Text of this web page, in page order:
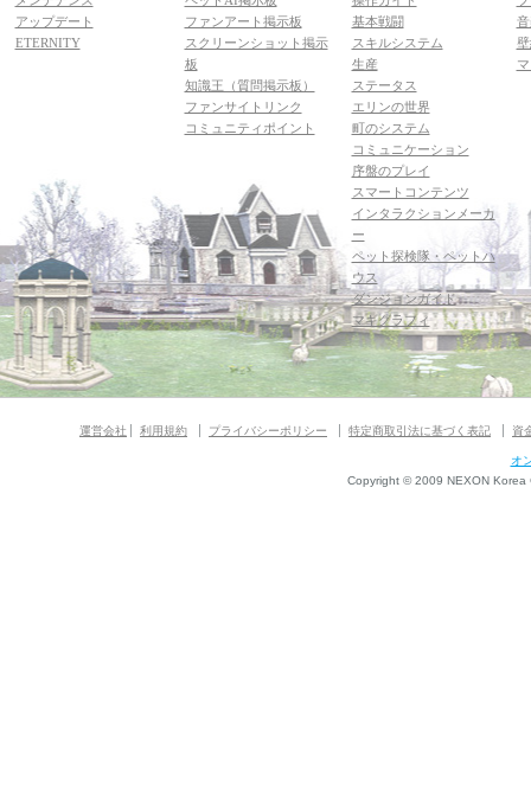
アップデート
ETERNITY
ファンアート掲示板
スクリーンショット掲示
板
知識王（質問掲示板）
ファンサイトリンク
コミュニティポイント
基本戦闘
スキルシステム
生産
ステータス
エリンの世界
町のシステム
コミュニケーション
序盤のプレイ
スマートコンテンツ
インタラクションメーカ
ー
ペット探検隊・ペットハ
ウス
ダンジョンガイド
マギグラフィ
運営会社 利用規約 プライバシーポリシー 特定商取引法に基づく表記 資
オ
Copyright © 2009 NEXON Korea